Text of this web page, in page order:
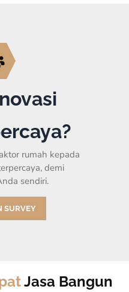
rumah kepada
demi
sendiri.
SURVEY
Jasa Bangun